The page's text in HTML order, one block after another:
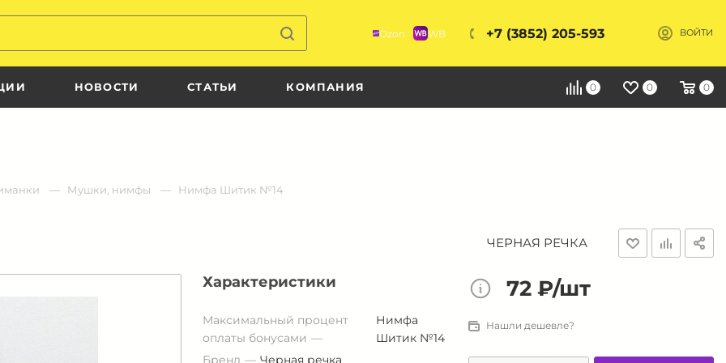
Ozon WB +7 (3852) 205-593 ВОЙТИ
НОВОСТИ СТАТЬИ КОМПАНИЯ 0 0 0
Мушки, нимфы Нимфа Шитик №14
ЧЕРНАЯ РЕЧКА
Характеристики
Максимальный процент
оплаты бонусами
Нимфа
Шитик №14
72 ₽/шт
Нашли дешевле?